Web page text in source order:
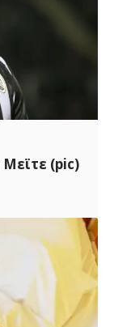
(pic)